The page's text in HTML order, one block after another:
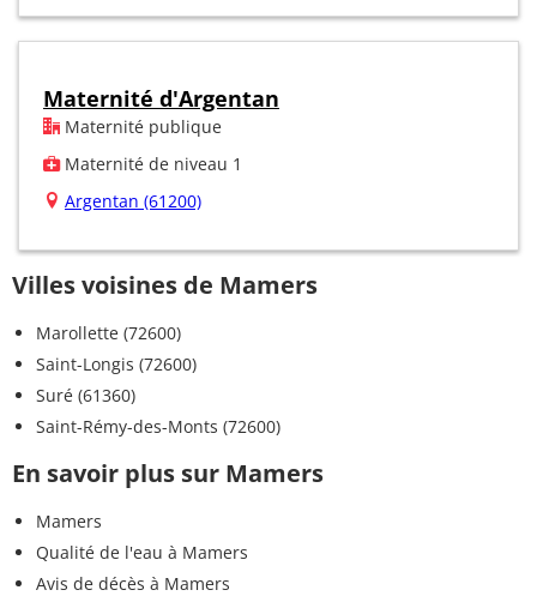
Maternité d'Argentan
Maternité publique
Maternité de niveau 1
Argentan (61200)
Villes voisines de Mamers
Marollette (72600)
Saint-Longis (72600)
Suré (61360)
Saint-Rémy-des-Monts (72600)
En savoir plus sur Mamers
Mamers
Qualité de l'eau à Mamers
Avis de décès à Mamers